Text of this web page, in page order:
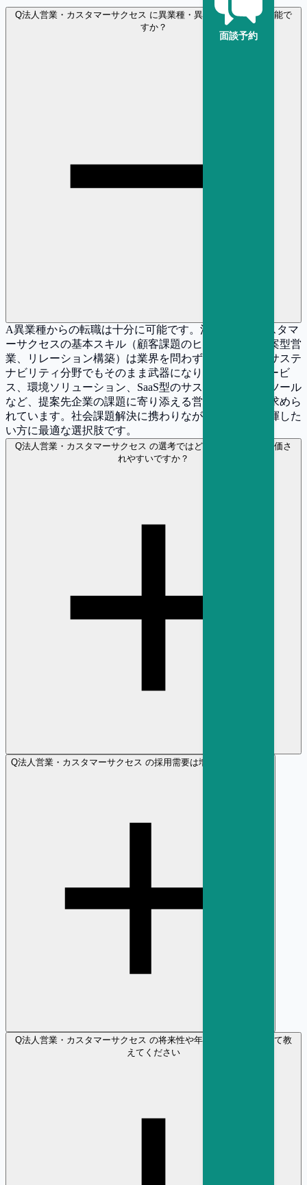
面談予約
Q法人営業・カスタマーサクセス に異業種・異職種から転職は可能で
すか？
A異業種からの転職は十分に可能です。法人営業やカスタマ
ーサクセスの基本スキル（顧客課題のヒアリング、提案型営
業、リレーション構築）は業界を問わず共通であり、サステ
ナビリティ分野でもそのまま武器になります。ESGサービ
ス、環境ソリューション、SaaS型のサステナビリティツール
など、提案先企業の課題に寄り添える営業人材は常に求めら
れています。社会課題解決に携わりながら営業力を発揮した
い方に最適な選択肢です。
Q法人営業・カスタマーサクセス の選考ではどのような経験が評価さ
れやすいですか？
Q法人営業・カスタマーサクセス の採用需要は増加傾向ですか？
Q法人営業・カスタマーサクセス の将来性や年収の見通しについて教
えてください